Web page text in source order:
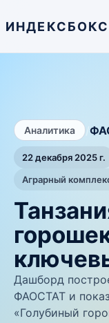
ИНДЕКСБОКС
Аналитика
22 декабря 2025 г.
Аграрный
Дашборд
ФАОСТАТ и
«Голубиный